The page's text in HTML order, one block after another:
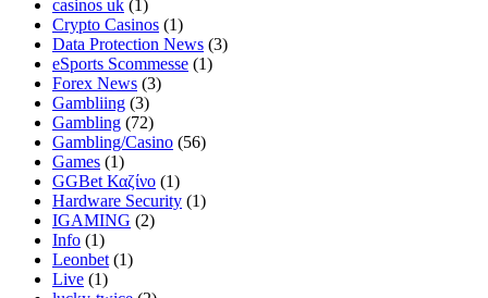
casinos uk (1)
Crypto Casinos (1)
Data Protection News (3)
eSports Scommesse (1)
Forex News (3)
Gambliing (3)
Gambling (72)
Gambling/Casino (56)
Games (1)
GGBet Καζίνο (1)
Hardware Security (1)
IGAMING (2)
Info (1)
Leonbet (1)
Live (1)